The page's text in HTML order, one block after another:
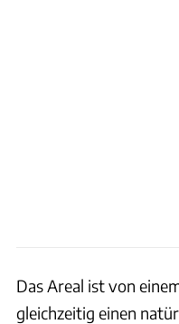
Das Areal ist von
gleichzeitig einen